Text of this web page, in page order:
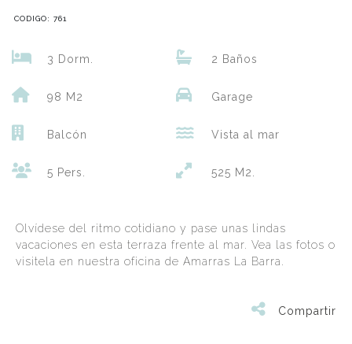
CODIGO: 761
3 Dorm. 2 Baños
98 M2 Garage
Balcón Vista al mar
5 Pers. 525 M2.
Olvídese del ritmo cotidiano y pase unas lindas
vacaciones en esta terraza frente al mar. Vea las fotos o
visitela en nuestra oficina de Amarras La Barra.
Compartir